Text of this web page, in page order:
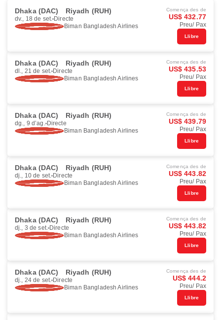
Dhaka (DAC) Riyadh (RUH)
dv., 18 de set. Directe
Biman Bangladesh Airlines
Comença des de
US$ 432.77
Preu/ Pax
Llibre
Dhaka (DAC) Riyadh (RUH)
dl., 21 de set. Directe
Biman Bangladesh Airlines
Comença des de
US$ 435.53
Preu/ Pax
Llibre
Dhaka (DAC) Riyadh (RUH)
dg., 9 d’ag. Directe
Biman Bangladesh Airlines
Comença des de
US$ 439.79
Preu/ Pax
Llibre
Dhaka (DAC) Riyadh (RUH)
dj., 10 de set. Directe
Biman Bangladesh Airlines
Comença des de
US$ 443.82
Preu/ Pax
Llibre
Dhaka (DAC) Riyadh (RUH)
dj., 3 de set. Directe
Biman Bangladesh Airlines
Comença des de
US$ 443.82
Preu/ Pax
Llibre
Dhaka (DAC) Riyadh (RUH)
dj., 24 de set. Directe
Biman Bangladesh Airlines
Comença des de
US$ 444.2
Preu/ Pax
Llibre